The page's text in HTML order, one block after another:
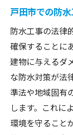
防水工事
梅雨
戸田
住環
梅雨
ト
戸田市での防
防水工事の法律
確保することに
建物に与えるダ
な防水対策が法
準法や地域固有
します。これに
環境を守ること